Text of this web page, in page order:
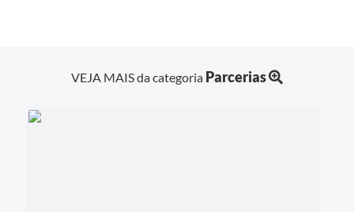
VEJA MAIS da categoria Parcerias